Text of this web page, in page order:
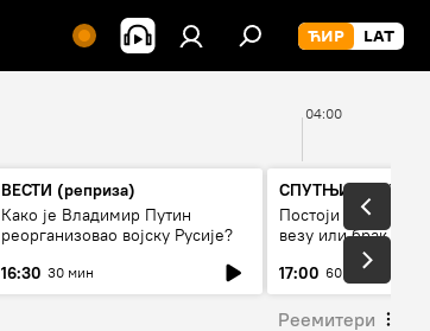
04:00
ВЕСТИ (реприза)
Како је Владимир Путин
реорганизовао војску Русије?
16:30 30 мин
СПУТЊИК
Постоји ли
везу или брак
17:00 60 мин
Реемитери